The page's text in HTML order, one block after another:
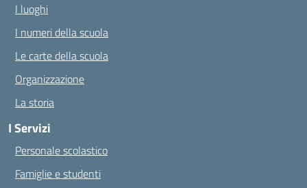
I luoghi
I numeri della scuola
Le carte della scuola
Organizzazione
La storia
I Servizi
Personale scolastico
Famiglie e studenti